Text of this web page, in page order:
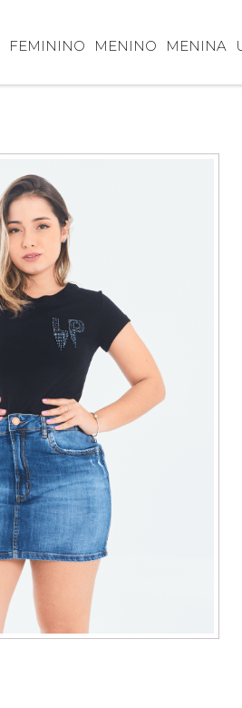
FEMININO MENINO MENINA